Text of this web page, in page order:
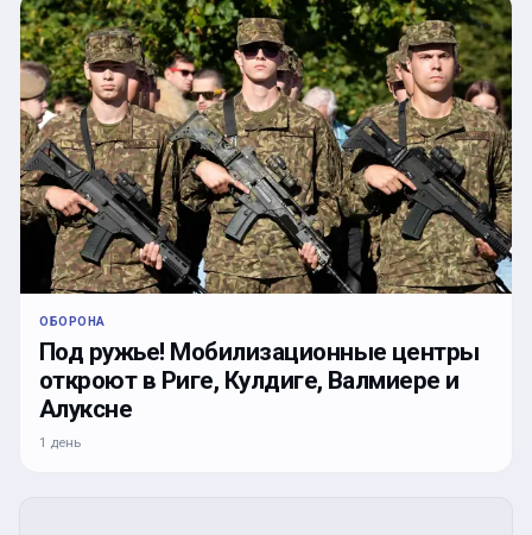
ОБОРОНА
Под ружье! Мобилизационные центры
откроют в Риге, Кулдиге, Валмиере и
Алуксне
1 день